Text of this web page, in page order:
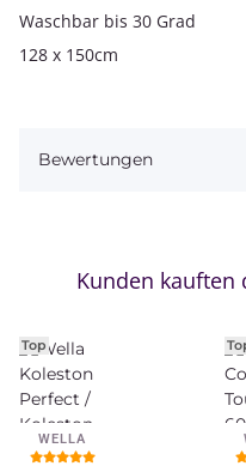
Waschbar bis 30 Grad
128 x 150cm
Bewertungen
Kunden kauften
Top
WELLA